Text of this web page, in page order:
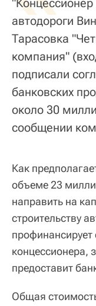
автодороги
Тарасовка
компания"
подписали
банковских
около 30
сообщении
Как
объеме 23
направить на
строительству
профинансирует
концессионера,
предоставит
Общая